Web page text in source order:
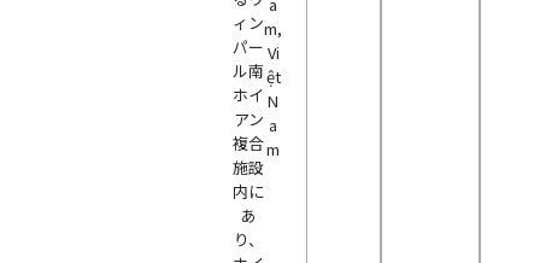
ィン
パー
ル南
ホイ
アン
複合
施設
内に
あ
り、
m,
Vi
ệt
N
a
m